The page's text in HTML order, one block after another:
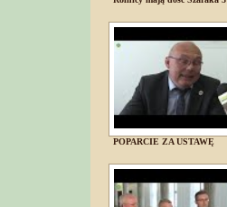
POPARCIE ZA USTAWĘ